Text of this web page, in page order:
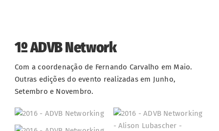
1º ADVB Network
Com a coordenação de Fernando Carvalho em Maio.
Outras edições do evento realizadas em Junho,
Setembro e Novembro.